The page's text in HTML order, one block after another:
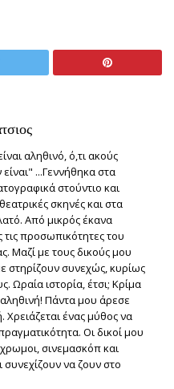
αληθινό, ό,τι ακούς
...Γεννήθηκα στα
στούντιο και
σκηνές και στα
Από μικρός έκανα
προσωπικότητες του
Μαζί με τους δικούς μου
στηρίζουν συνεχώς, κυρίως
Ωραία ιστορία, έτσι; Κρίμα
Πάντα μου άρεσε
Χρειάζεται ένας μύθος να
Οι δικοί μου
σινεμασκόπ και
να ζουν στο